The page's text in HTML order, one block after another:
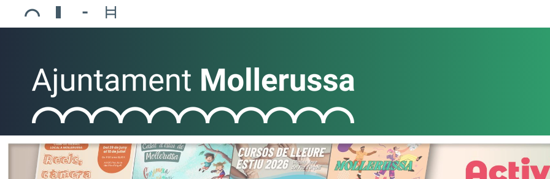
Ajuntament de Mollerussa
Biblioteca Comarcal Jaume Vila
Piscines de Mollerussa